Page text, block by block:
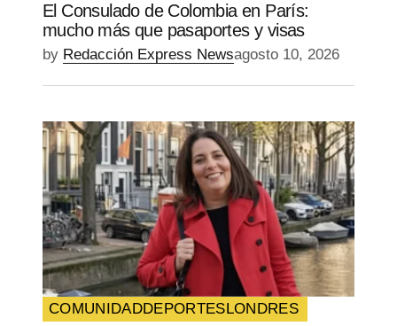
El Consulado de Colombia en París:
mucho más que pasaportes y visas
by Redacción Express Newsagosto 10, 2026
COMUNIDADDEPORTESLONDRES